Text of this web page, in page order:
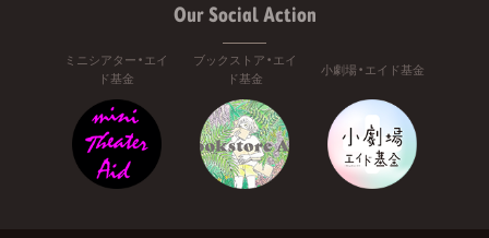
Our Social Action
ミニシアター・エイ
ド基金
ブックストア・エイ
ド基金
小劇場・エイド基金